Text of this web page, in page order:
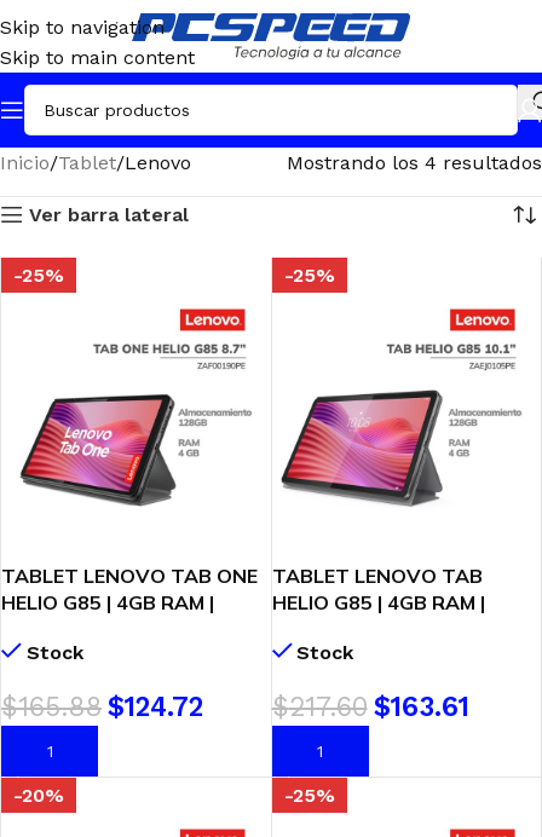
Skip to navigation
Skip to main content
Inicio Tablet Lenovo Mostrando los 4 resultados
Ver barra lateral
-25%
TABLET LENOVO TAB ONE
HELIO G85 | 4GB RAM |
ANDOID 14 ( ZAF00190PE )
Stock
$165.88$124.72
AÑADIR AL CARRITO
-25%
TABLET LENOVO TAB
HELIO G85 | 4GB RAM |
| ANDROID 14 ( ZAEJ0105PE
Stock
$217.60 $163.61
AÑADIR AL CARRITO
-20% -25%